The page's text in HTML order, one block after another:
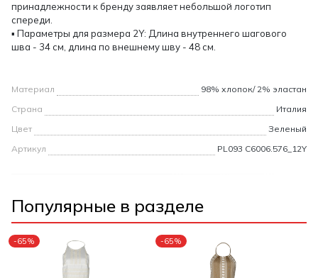
принадлежности к бренду заявляет небольшой логотип
спереди.
▪ Параметры для размера 2Y: Длина внутреннего шагового
шва - 34 см, длина по внешнему шву - 48 см.
Материал
98% хлопок/ 2% эластан
Страна
Италия
Цвет
Зеленый
Артикул
PL093 C6006.576_12Y
Популярные в разделе
-65% -65%